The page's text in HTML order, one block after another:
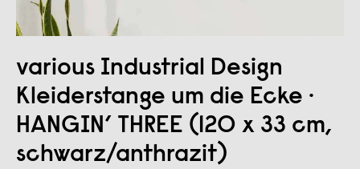
various Industrial Design
Kleiderstange um die Ecke ·
HANGIN’ THREE (120 x 33 cm,
schwarz/anthrazit)